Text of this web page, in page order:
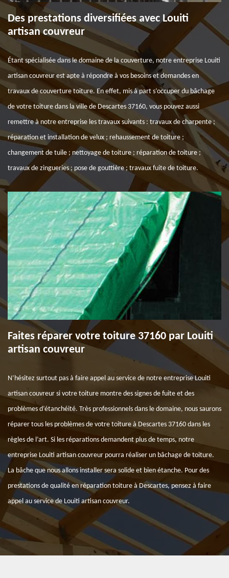
Des prestations diversifiées avec Louiti
artisan couvreur
Étant spécialisée dans le domaine de la couverture, notre entreprise Louiti
artisan couvreur est apte à répondre à vos besoins et demandes en
travaux de couverture toiture. En effet, mis à part s’occuper du bâchage
de votre toiture dans la ville de Descartes 37160, vous pouvez aussi
remettre à notre entreprise les travaux suivants : travaux de charpente ;
réparation et installation de velux ; rehaussement de toiture ;
changement de tuile ; nettoyage de toiture ; réparation de toiture ;
travaux de zingueries ; pose de gouttière ; travaux fuite de toiture.
Faites réparer votre toiture 37160 par Louiti
artisan couvreur
N’hésitez surtout pas à faire appel au service de notre entreprise Louiti
artisan couvreur si votre toiture montre des signes de fuite et des
problèmes d’étanchéité. Très professionnels dans le domaine, nous saurons
réparer tous les problèmes de votre toiture à Descartes 37160 dans les
règles de l’art. Si les réparations demandent plus de temps, notre
entreprise Louiti artisan couvreur pourra réaliser un bâchage de toiture.
La bâche que nous allons installer sera solide et bien étanche. Pour des
prestations de qualité en réparation toiture à Descartes, pensez à faire
appel au service de Louiti artisan couvreur.